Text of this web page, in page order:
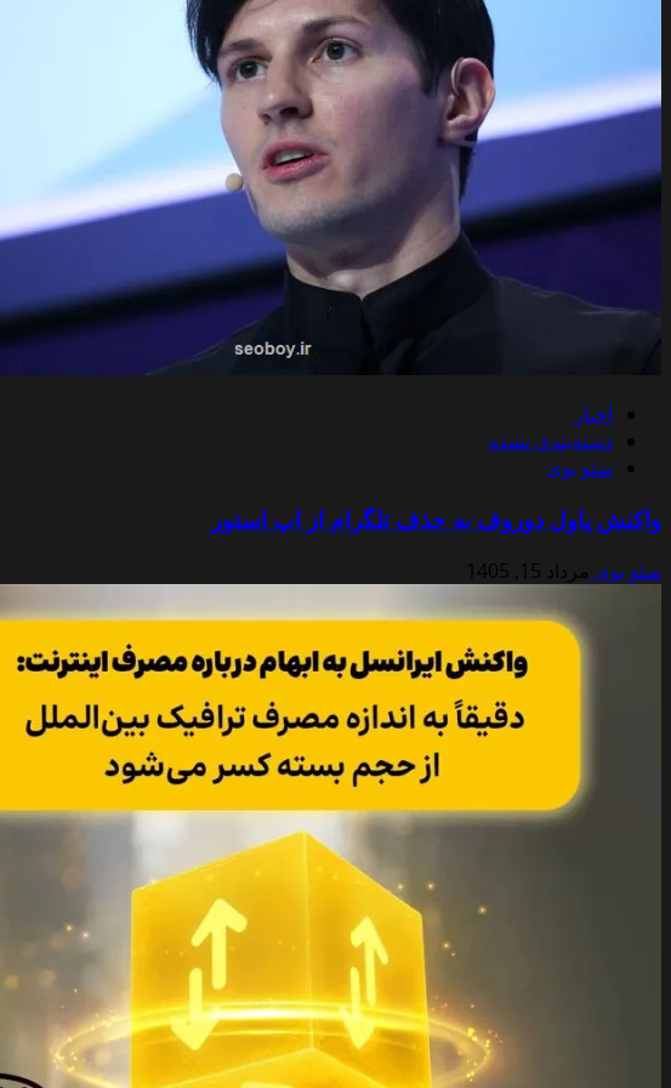
اخبار
دسته‌بندی نشده
سئو بوی
واکنش پاول دوروف به حذف تلگرام از اپ استور
سئو بوی مرداد 15, 1405